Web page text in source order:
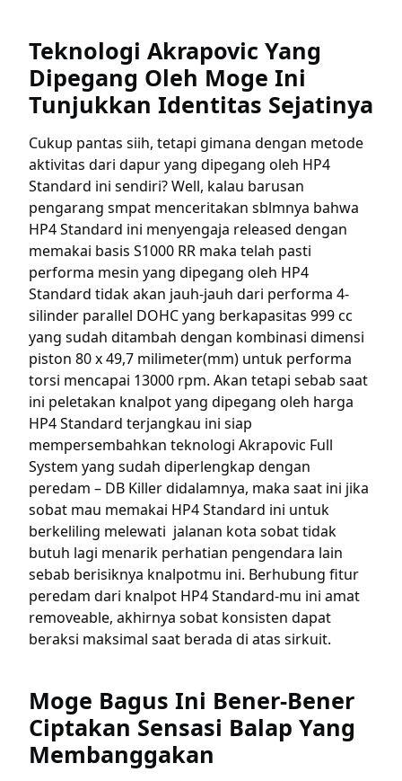
Teknologi Akrapovic Yang
Dipegang Oleh Moge Ini
Tunjukkan Identitas Sejatinya
Cukup pantas siih, tetapi gimana dengan metode
aktivitas dari dapur yang dipegang oleh HP4
Standard ini sendiri? Well, kalau barusan
pengarang smpat menceritakan sblmnya bahwa
HP4 Standard ini menyengaja released dengan
memakai basis S1000 RR maka telah pasti
performa mesin yang dipegang oleh HP4
Standard tidak akan jauh-jauh dari performa 4-
silinder parallel DOHC yang berkapasitas 999 cc
yang sudah ditambah dengan kombinasi dimensi
piston 80 x 49,7 milimeter(mm) untuk performa
torsi mencapai 13000 rpm. Akan tetapi sebab saat
ini peletakan knalpot yang dipegang oleh harga
HP4 Standard terjangkau ini siap
mempersembahkan teknologi Akrapovic Full
System yang sudah diperlengkap dengan
peredam – DB Killer didalamnya, maka saat ini jika
sobat mau memakai HP4 Standard ini untuk
berkeliling melewati jalanan kota sobat tidak
butuh lagi menarik perhatian pengendara lain
sebab berisiknya knalpotmu ini. Berhubung fitur
peredam dari knalpot HP4 Standard-mu ini amat
removeable, akhirnya sobat konsisten dapat
beraksi maksimal saat berada di atas sirkuit.
Moge Bagus Ini Bener-Bener
Ciptakan Sensasi Balap Yang
Membanggakan